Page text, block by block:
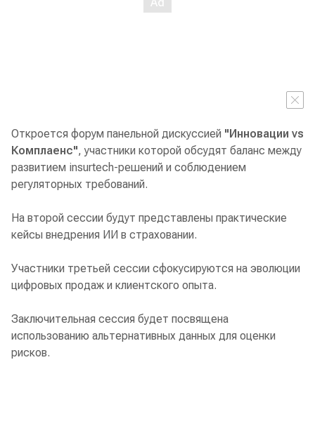
Откроется форум панельной дискуссией "Инновации vs
Комплаенс", участники которой обсудят баланс между
развитием insurtech-решений и соблюдением
регуляторных требований.
На второй сессии будут представлены практические
кейсы внедрения ИИ в страховании.
Участники третьей сессии сфокусируются на эволюции
цифровых продаж и клиентского опыта.
Заключительная сессия будет посвящена
использованию альтернативных данных для оценки
рисков.